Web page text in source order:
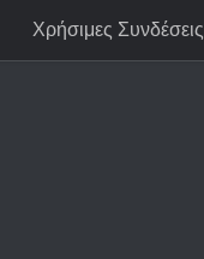
Χρήσιμες Συνδέσεις